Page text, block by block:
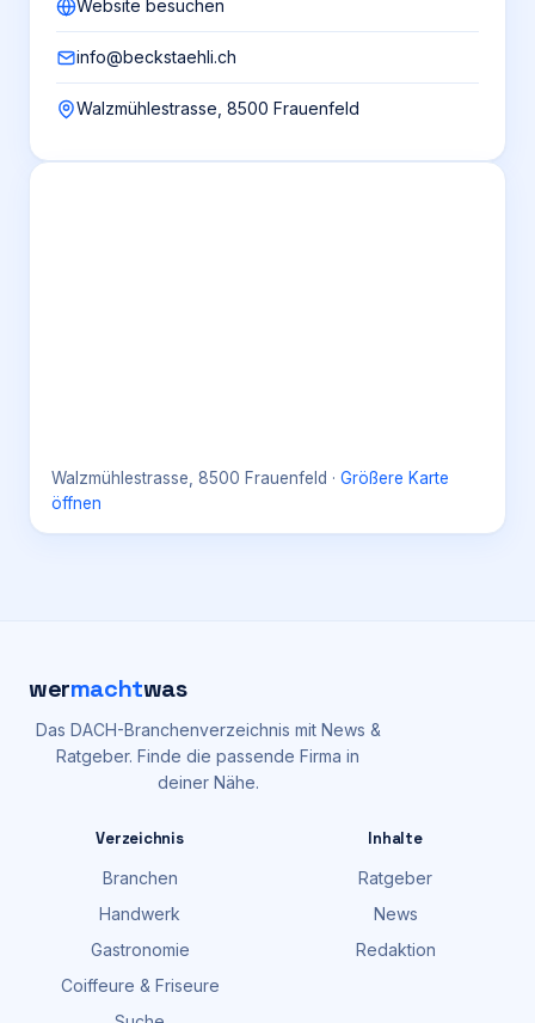
Website besuchen
info@beckstaehli.ch
Walzmühlestrasse, 8500 Frauenfeld
Walzmühlestrasse, 8500 Frauenfeld · Größere Karte
öffnen
wermachtwas
Das DACH-Branchenverzeichnis mit News &
Ratgeber. Finde die passende Firma in
deiner Nähe.
Verzeichnis
Branchen
Handwerk
Gastronomie
Coiffeure & Friseure
Inhalte
Ratgeber
News
Redaktion